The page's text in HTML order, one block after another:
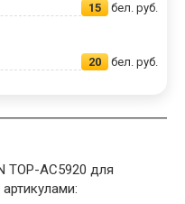
15 бел. руб.
20 бел. руб.
TOP-AC5920 для